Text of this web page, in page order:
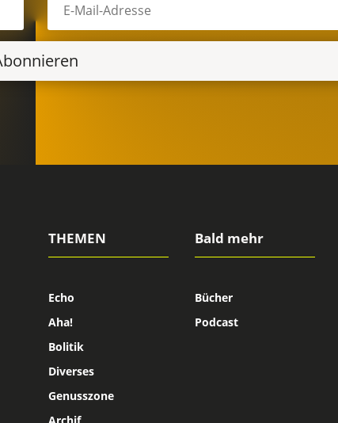
THEMEN
Echo
Aha!
Bolitik
Diverses
Genusszone
Bald mehr
Bücher
Podcast